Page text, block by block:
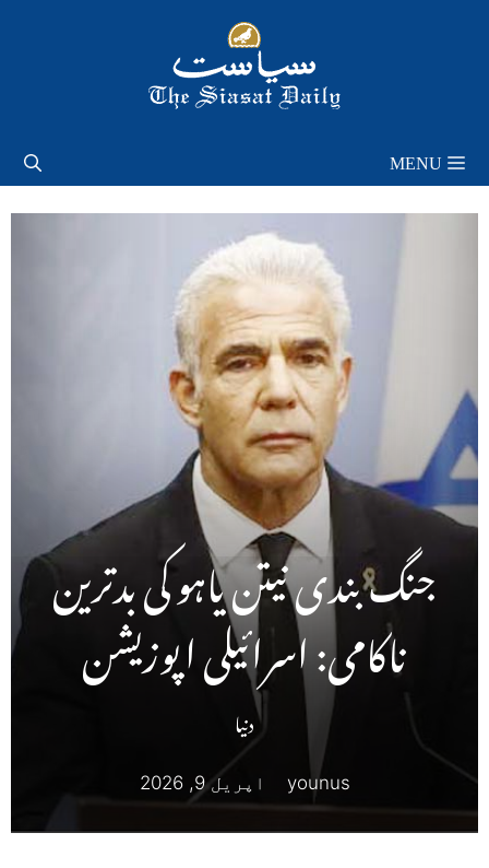
MENU
جنگ بندی نیتن یاہو کی بدترین
ناکامی: اسرائیلی اپوزیشن
دنیا
younus اپریل 9, 2026